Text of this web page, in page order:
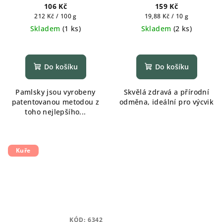
masem pro kočky 50 g
106 Kč
Měrná
cena:
212 Kč / 100 g
Skladem (1 ks)
Do košíku
Pamlsky jsou vyrobeny
patentovanou metodou z
toho nejlepšího...
159 Kč
Měrná
cena:
19,88 Kč / 10 g
Skladem (2 ks)
Do košíku
Skvělá zdravá a přírodní
odměna, ideální pro výcvik
Kuře
KÓD: 6342